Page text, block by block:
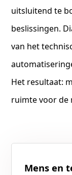
uitsluitend te
beslissingen.
van het
Het resultaat:
ruimte voor de
Mens en